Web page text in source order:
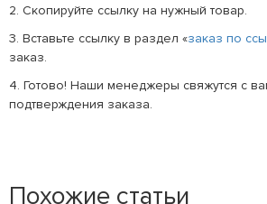
2. Скопируйте ссылку на нужный товар.
3. Вставьте ссылку в раздел «заказ по
заказ.
4. Готово! Наши менеджеры свяжутся с
подтверждения заказа.
Похожие статьи